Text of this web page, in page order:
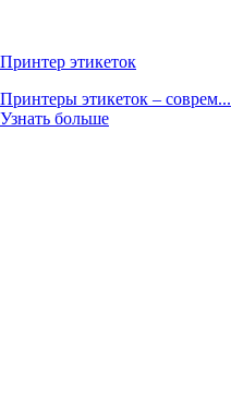
Принтер этикеток
Принтеры этикеток – соврем...
Узнать больше